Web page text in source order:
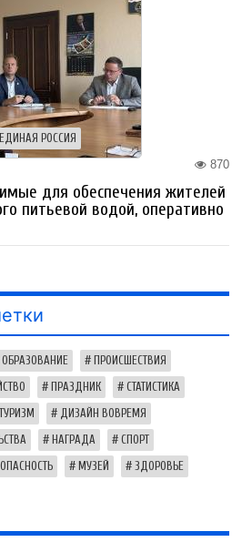
ЕДИНАЯ РОССИЯ
870
для обеспечения жителей
питьевой водой, оперативно
ОБРАЗОВАНИЕ ПРОИСШЕСТВИЯ
ПРАЗДНИК СТАТИСТИКА
ТУРИЗМ ДИЗАЙН ВОВРЕМЯ
НАГРАДА СПОРТ
МУЗЕЙ ЗДОРОВЬЕ